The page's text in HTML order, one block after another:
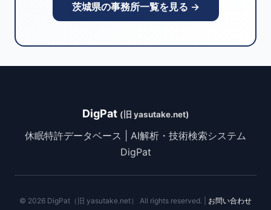
茨城県の事務所一覧を見る →
DigPat (旧 yasutake.net)
休眠特許データベース | AI解析・技術検索システム
DigPat
© 2026 DigPat（旧 yasutake.net） All rights reserved. | お問い合わせ